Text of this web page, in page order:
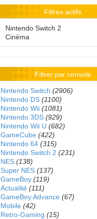
Filtres actifs
Nintendo Switch 2
Cinéma
Filtrer par console
Nintendo Switch (2906)
Nintendo DS (1100)
Nintendo Wii (1081)
Nintendo 3DS (929)
Nintendo Wii U (682)
GameCube (422)
Nintendo 64 (315)
Nintendo Switch 2 (231)
NES (138)
Super NES (137)
GameBoy (119)
Actualité (111)
GameBoy Advance (67)
Mobile (42)
Retro-Gaming (15)